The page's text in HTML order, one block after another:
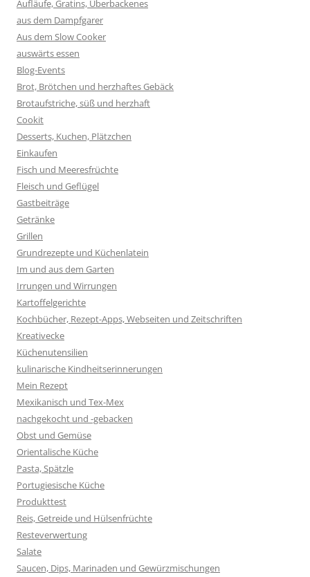
Aufläufe, Gratins, Überbackenes
aus dem Dampfgarer
Aus dem Slow Cooker
auswärts essen
Blog-Events
Brot, Brötchen und herzhaftes Gebäck
Brotaufstriche, süß und herzhaft
Cookit
Desserts, Kuchen, Plätzchen
Einkaufen
Fisch und Meeresfrüchte
Fleisch und Geflügel
Gastbeiträge
Getränke
Grillen
Grundrezepte und Küchenlatein
Im und aus dem Garten
Irrungen und Wirrungen
Kartoffelgerichte
Kochbücher, Rezept-Apps, Webseiten und Zeitschriften
Kreativecke
Küchenutensilien
kulinarische Kindheitserinnerungen
Mein Rezept
Mexikanisch und Tex-Mex
nachgekocht und -gebacken
Obst und Gemüse
Orientalische Küche
Pasta, Spätzle
Portugiesische Küche
Produkttest
Reis, Getreide und Hülsenfrüchte
Resteverwertung
Salate
Saucen, Dips, Marinaden und Gewürzmischungen